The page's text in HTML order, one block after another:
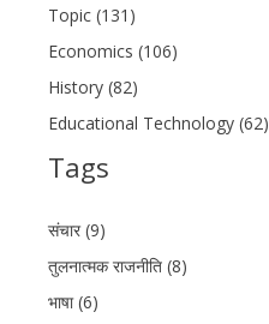
Topic (131)
Economics (106)
History (82)
Educational Technology (62)
Tags
संचार (9)
तुलनात्मक राजनीति (8)
भाषा (6)